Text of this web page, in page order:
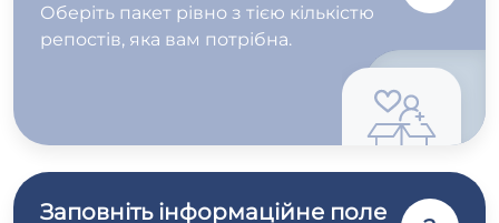
Оберіть пакет рівно з тією кількістю
репостів, яка вам потрібна.
Заповніть інформаційне поле